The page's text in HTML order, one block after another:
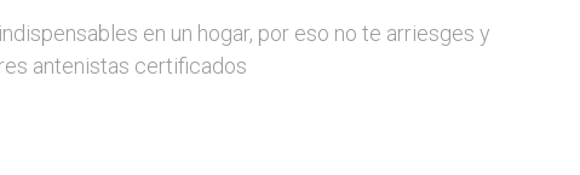
en un hogar, por eso no te arriesges y
antenistas certificados